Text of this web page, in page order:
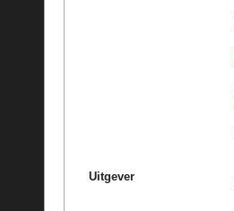
Uitgever